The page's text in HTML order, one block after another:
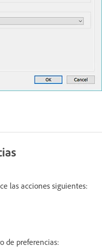
las acciones siguientes:
de preferencias: